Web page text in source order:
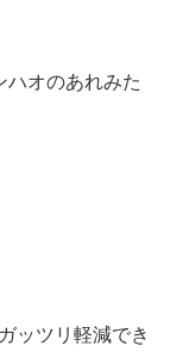
ハオのあれみた
ッツリ軽減でき